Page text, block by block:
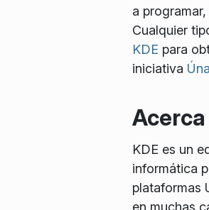
a
Cualquier
KDE para
iniciativa
KDE es un
informática
plataformas
en muchas